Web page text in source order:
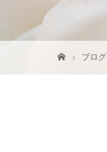
ブログ